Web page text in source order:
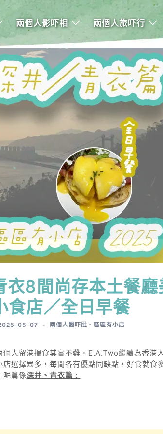
兩個人影吓相 兩個人旅吓行
衣8間尚存本土餐廳
食店／全日早餐
05-07 兩個人醫吓肚 、區區有小店
人留港搵食其實不難。E.A.Two繼續為香港
選擇眾多，每間各有優點同缺點，好食就食
呢篇係深井、青衣篇﹕